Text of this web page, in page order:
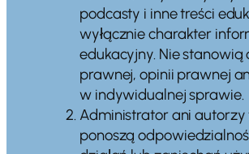
podcasty i inne treści
wyłącznie charakter
edukacyjny. Nie stanowią
prawnej, opinii prawnej
w indywidualnej sprawie.
Administrator ani autorzy
ponoszą